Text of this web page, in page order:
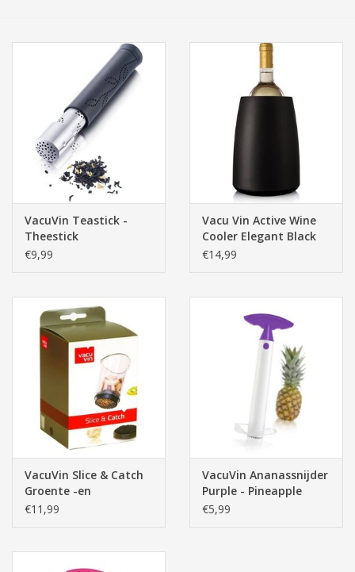
Baby & Peuter
Speelgoed & hobby
Cadeau & feest
Contact/Locatie
Veiligheid
VacuVin Teastick -
Theestick
€9,99
Vacu Vin Active Wine
Cooler Elegant Black
€14,99
VacuVin Slice & Catch
Groente -en
Fruitsnijder
€11,99
VacuVin Ananassnijder
Purple - Pineapple
Slicer J-Hook
€5,99